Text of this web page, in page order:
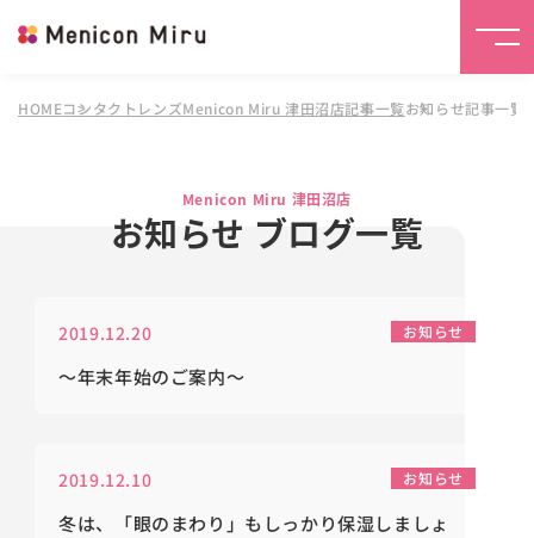
HOMEコンタクトレンズMenicon Miru 津田沼店記事一覧お知らせ記事一覧
Menicon Miru 津田沼店
お知らせ ブログ一覧
2019.12.20 お知らせ
～年末年始のご案内～
2019.12.10 お知らせ
冬は、「眼のまわり」もしっかり保湿しましょ